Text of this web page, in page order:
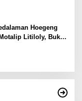
Hoegeng
Litiloly, Bukti